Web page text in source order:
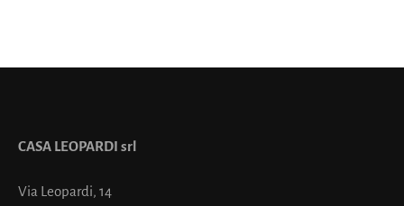
CASA LEOPARDI srl
Via Leopardi, 14